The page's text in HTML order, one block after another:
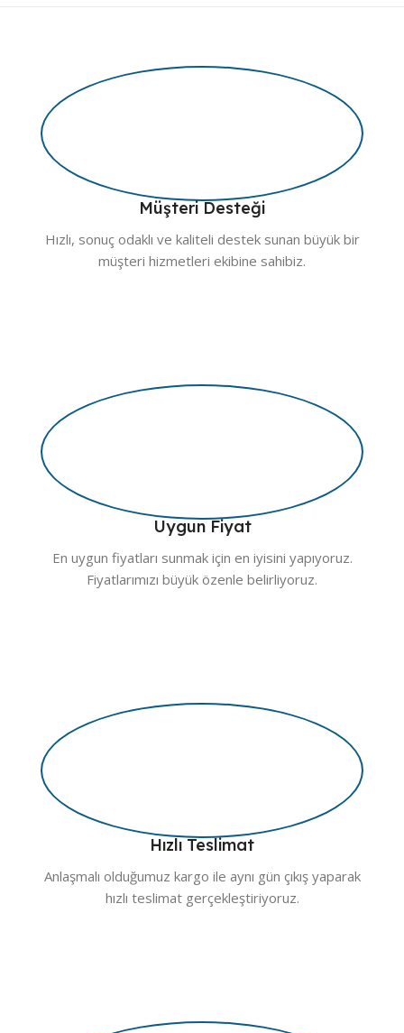
Müşteri Desteği
Hızlı, sonuç odaklı ve kaliteli destek sunan büyük bir
müşteri hizmetleri ekibine sahibiz.
Uygun Fiyat
En uygun fiyatları sunmak için en iyisini yapıyoruz.
Fiyatlarımızı büyük özenle belirliyoruz.
Hızlı Teslimat
Anlaşmalı olduğumuz kargo ile aynı gün çıkış yaparak
hızlı teslimat gerçekleştiriyoruz.